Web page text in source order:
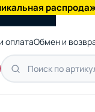
оплатаОбмен и